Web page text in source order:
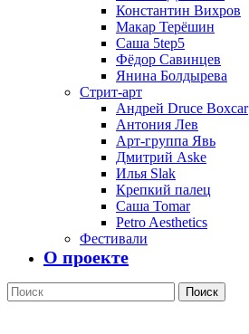
Константин Вихров
Макар Терёшин
Саша 5tep5
Фёдор Савинцев
Янина Болдырева
Стрит-арт
Андрей Druce Boxcar
Антония Лев
Арт-группа Явь
Дмитрий Aske
Илья Slak
Крепкий палец
Саша Tomar
Petro Aesthetics
Фестивали
О проекте
Поиск